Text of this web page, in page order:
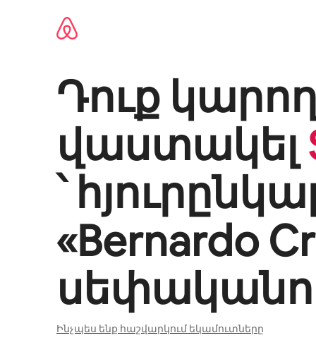
բովանդակությանը
Դուք
վաստակել
՝
«Bernardo
Ինչպես ենք հաշվարկում եկամուտները